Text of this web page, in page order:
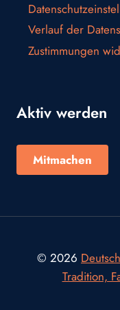
Verlauf der
Zustimmungen
Aktiv werden
Mitmachen
© 2026
Tradition,